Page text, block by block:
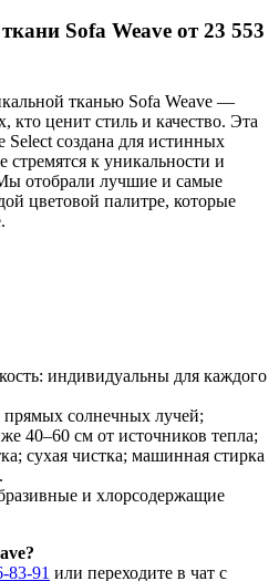
Sofa Weave от 23 553
тканью Sofa Weave —
кто ценит стиль и качество. Эта
Select создана для истинных
стремятся к уникальности и
отобрали лучшие и самые
цветовой палитре, которые
индивидуальны для каждого
прямых солнечных лучей;
40–60 см от источников тепла;
сухая чистка; машинная стирка
и хлорсодержащие
83-91 или переходите в чат с